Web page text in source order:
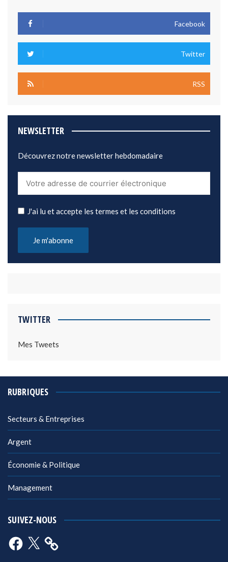
Facebook
Twitter
RSS
NEWSLETTER
Découvrez notre newsletter hebdomadaire
J'ai lu et accepte les termes et les conditions
TWITTER
Mes Tweets
RUBRIQUES
Secteurs & Entreprises
Argent
Économie & Politique
Management
SUIVEZ-NOUS
Facebook
X